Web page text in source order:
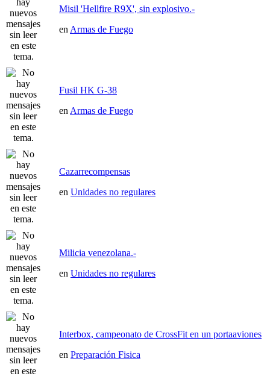
Misil 'Hellfire R9X', sin explosivo.-
en Armas de Fuego
Fusil HK G-38
en Armas de Fuego
Cazarrecompensas
en Unidades no regulares
Milicia venezolana.-
en Unidades no regulares
Interbox, campeonato de CrossFit en un portaaviones
en Preparación Fisica